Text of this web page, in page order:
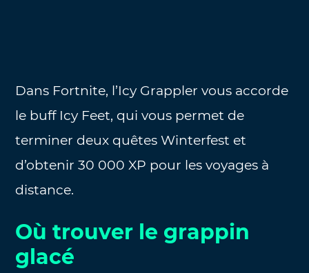
Dans Fortnite, l’Icy Grappler vous accorde
le buff Icy Feet, qui vous permet de
terminer deux quêtes Winterfest et
d’obtenir 30 000 XP pour les voyages à
distance.
Où trouver le grappin
glacé